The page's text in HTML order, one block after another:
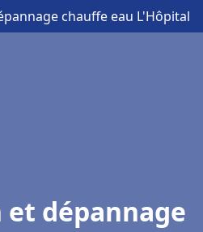
chauffe eau L'Hôpital
dépannage